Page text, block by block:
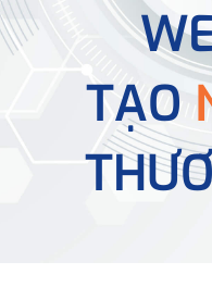
TẠO